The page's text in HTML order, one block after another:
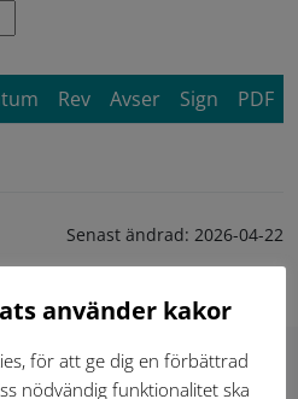
Rev Avser Sign PDF
Senast ändrad: 2026-04-22
använder kakor
för att ge dig en förbättrad
nödvändig funktionalitet ska